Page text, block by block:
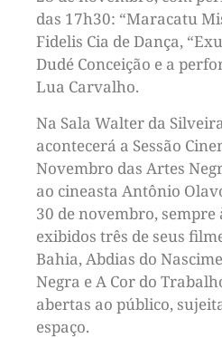
das 17h30: “Maracatu
Fidelis Cia de Dança,
Dudé Conceição e a
Lua Carvalho.
Na Sala Walter da
acontecerá a Sessão
Novembro das Artes
ao cineasta Antônio
30 de novembro, sempre
exibidos três de seus
Bahia, Abdias do
Negra e A Cor do
abertas ao público,
espaço.